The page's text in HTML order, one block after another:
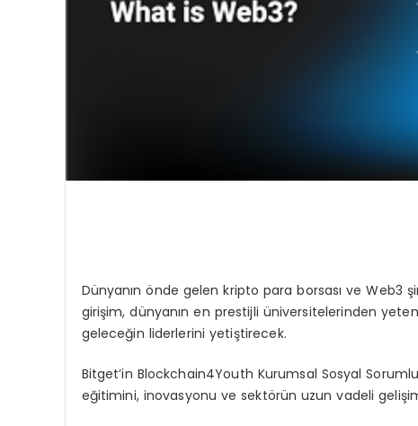
Dünyanın önde gelen kripto para borsası ve Web3
girişim, dünyanın en prestijli üniversitelerinden
geleceğin liderlerini yetiştirecek.
Bitget’in Blockchain4Youth Kurumsal Sosyal
eğitimini, inovasyonu ve sektörün uzun vadeli